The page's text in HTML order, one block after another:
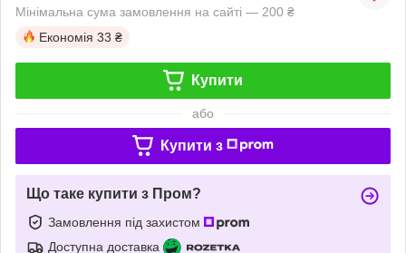
Мінімальна сума замовлення на сайті — 200 ₴
Економія 33 ₴
Купити
або
Купити з
Що таке купити з Пром?
Замовлення під захистом
Доступна доставка